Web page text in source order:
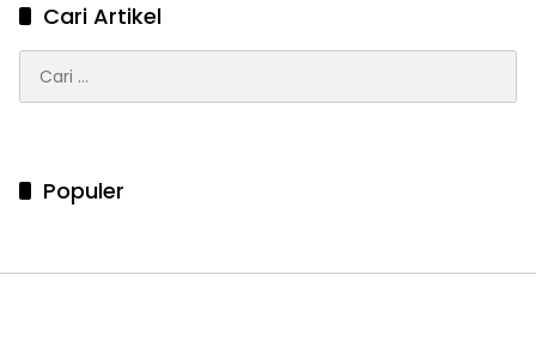
Cari Artikel
untuk:
Populer